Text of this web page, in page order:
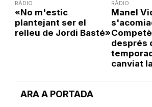
ARA A PORTADA
RÀDIO
«No m'estic
plantejant ser el
relleu de Jordi Basté»
RÀDIO
Manel
després
canviat